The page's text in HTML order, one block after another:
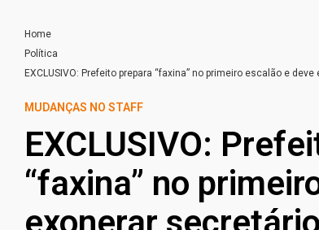
Home
Política
EXCLUSIVO: Prefeito prepara “faxina” no primeiro escalão e
MUDANÇAS NO STAFF
EXCLUSIVO:
“faxina” no
exonerar